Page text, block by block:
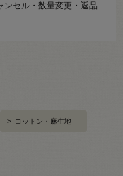
ンセル・数量変更・返品
> コットン・麻生地